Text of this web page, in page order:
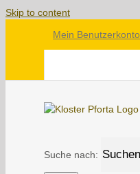
Skip to content
Mein Benutzerkonto
Suche nach: